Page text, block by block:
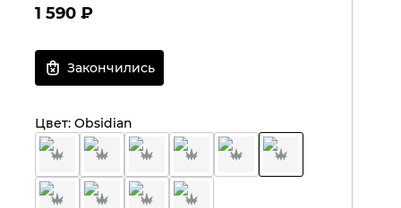
1 590 ₽
Закончились
Цвет: Obsidian